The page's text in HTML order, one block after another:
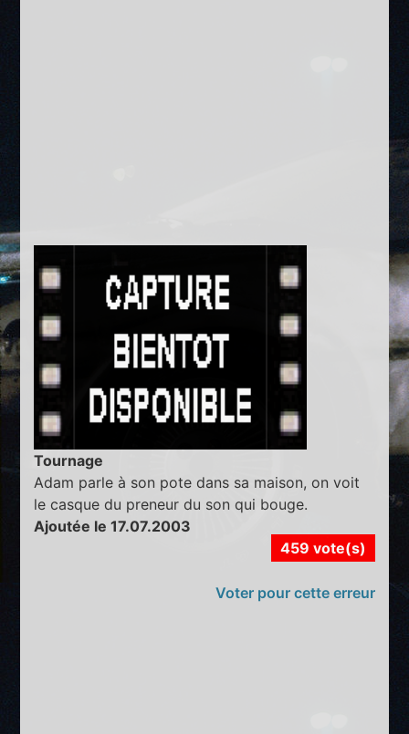
Tournage
Adam parle à son pote dans sa maison, on voit
le casque du preneur du son qui bouge.
Ajoutée le 17.07.2003
459 vote(s)
Voter pour cette erreur